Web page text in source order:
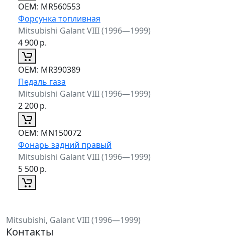
ОЕМ: MR560553
Форсунка топливная
Mitsubishi Galant VIII (1996—1999)
4 900р.
ОЕМ: MR390389
Педаль газа
Mitsubishi Galant VIII (1996—1999)
2 200р.
ОЕМ: MN150072
Фонарь задний правый
Mitsubishi Galant VIII (1996—1999)
5 500р.
Mitsubishi, Galant VIII (1996—1999)
Контакты